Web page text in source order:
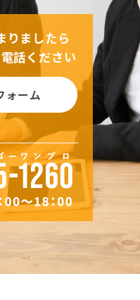
りましたら
話ください
ォーム